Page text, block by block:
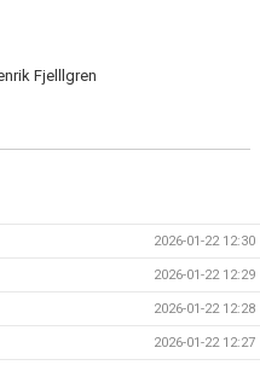
Fjelllgren
2026-01-22 12:30
2026-01-22 12:29
2026-01-22 12:28
2026-01-22 12:27